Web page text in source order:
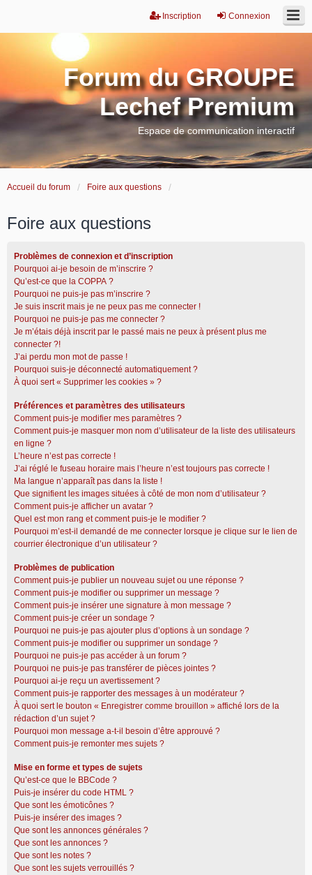
Connexion
Inscription
Forum du GROUPE
Lechef Premium
Espace de communication interactif
Accueil du forum Foire aux questions
Foire aux questions
Problèmes de connexion et d’inscription
Pourquoi ai-je besoin de m’inscrire ?
Qu’est-ce que la COPPA ?
Pourquoi ne puis-je pas m’inscrire ?
Je suis inscrit mais je ne peux pas me connecter !
Pourquoi ne puis-je pas me connecter ?
Je m’étais déjà inscrit par le passé mais ne peux à présent plus me
connecter ?!
J’ai perdu mon mot de passe !
Pourquoi suis-je déconnecté automatiquement ?
À quoi sert « Supprimer les cookies » ?
Préférences et paramètres des utilisateurs
Comment puis-je modifier mes paramètres ?
Comment puis-je masquer mon nom d’utilisateur de la liste des utilisateurs
en ligne ?
L’heure n’est pas correcte !
J’ai réglé le fuseau horaire mais l’heure n’est toujours pas correcte !
Ma langue n’apparaît pas dans la liste !
Que signifient les images situées à côté de mon nom d’utilisateur ?
Comment puis-je afficher un avatar ?
Quel est mon rang et comment puis-je le modifier ?
Pourquoi m’est-il demandé de me connecter lorsque je clique sur le lien de
courrier électronique d’un utilisateur ?
Problèmes de publication
Comment puis-je publier un nouveau sujet ou une réponse ?
Comment puis-je modifier ou supprimer un message ?
Comment puis-je insérer une signature à mon message ?
Comment puis-je créer un sondage ?
Pourquoi ne puis-je pas ajouter plus d’options à un sondage ?
Comment puis-je modifier ou supprimer un sondage ?
Pourquoi ne puis-je pas accéder à un forum ?
Pourquoi ne puis-je pas transférer de pièces jointes ?
Pourquoi ai-je reçu un avertissement ?
Comment puis-je rapporter des messages à un modérateur ?
À quoi sert le bouton « Enregistrer comme brouillon » affiché lors de la
rédaction d’un sujet ?
Pourquoi mon message a-t-il besoin d’être approuvé ?
Comment puis-je remonter mes sujets ?
Mise en forme et types de sujets
Qu’est-ce que le BBCode ?
Puis-je insérer du code HTML ?
Que sont les émoticônes ?
Puis-je insérer des images ?
Que sont les annonces générales ?
Que sont les annonces ?
Que sont les notes ?
Que sont les sujets verrouillés ?